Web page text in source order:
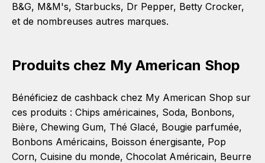
B&G, M&M's, Starbucks, Dr Pepper, Betty Crocker,
et de nombreuses autres marques.
Produits chez My American Shop
Bénéficiez de cashback chez My American Shop sur
ces produits : Chips américaines, Soda, Bonbons,
Bière, Chewing Gum, Thé Glacé, Bougie parfumée,
Bonbons Américains, Boisson énergisante, Pop
Corn, Cuisine du monde, Chocolat Américain, Beurre